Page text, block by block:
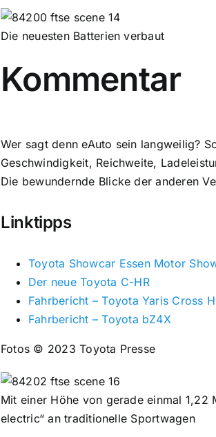
Die neuesten Batterien verbaut
Kommentar
Wer sagt denn eAuto sein langweilig?
Geschwindigkeit, Reichweite,
Die bewundernde Blicke der anderen
Linktipps
Toyota Showcar Essen Motor
Der neue Toyota C-HR
Fahrbericht – Toyota Yaris Cross
Fahrbericht – Toyota bZ4X
Fotos © 2023 Toyota Presse
Mit einer Höhe von gerade einmal 1,22
electric“ an traditionelle Sportwagen